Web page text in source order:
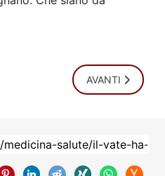
NEBRASKA: OK A IVERMECTINA/
ARTICOLO
AVANTI